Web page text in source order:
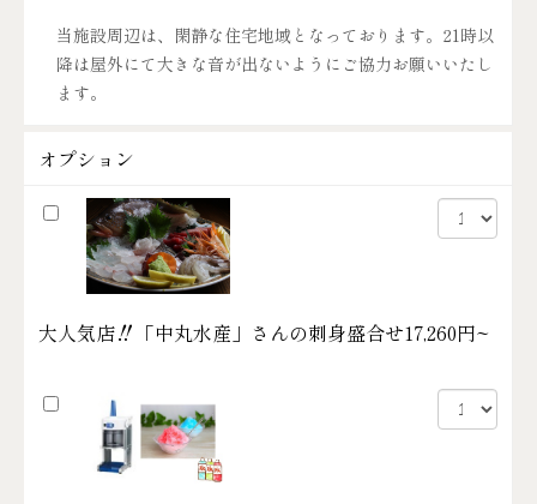
当施設周辺は、閑静な住宅地域となっております。21時以
降は屋外にて大きな音が出ないようにご協力お願いいたし
ます。
オプション
大人気店‼「中丸水産」さんの刺身盛合せ17,260円~